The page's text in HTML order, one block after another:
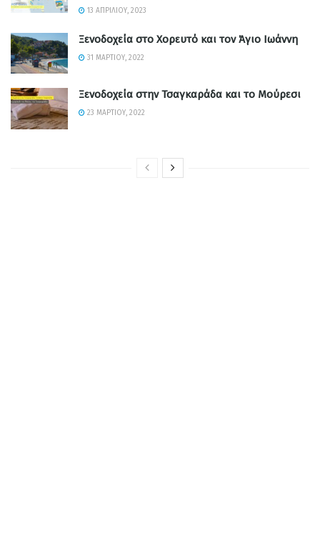
13 ΑΠΡΙΛΊΟΥ, 2023
Ξενοδοχεία στο Χορευτό και τον Άγιο Ιωάννη
31 ΜΑΡΤΊΟΥ, 2022
Ξενοδοχεία στην Τσαγκαράδα και το Μούρεσι
23 ΜΑΡΤΊΟΥ, 2022